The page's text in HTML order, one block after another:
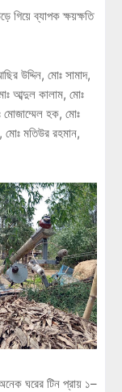
গিয়ে ব্যাপক ক্ষয়ক্ষতি
উদ্দিন, মোঃ সামাদ,
আব্দুল কালাম, মোঃ
হক, মোঃ
মোঃ মতিউর রহমান,
ঘরের টিন প্রায় ১–